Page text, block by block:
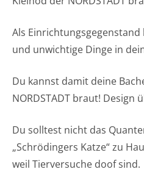
Als
und unwichtige Dinge in
Du kannst damit deine
NORDSTADT braut! Design
Du solltest nicht das
„Schrödingers Katze“ zu
weil Tierversuche doof sind.